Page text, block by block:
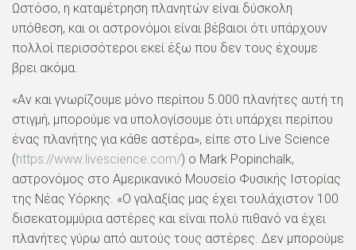
Ωστόσο, η καταμέτρηση πλανητών είναι δύσκολη
υπόθεση, και οι αστρονόμοι είναι βέβαιοι ότι υπάρχουν
πολλοί περισσότεροι εκεί έξω που δεν τους έχουμε
βρει ακόμα.
«Αν και γνωρίζουμε μόνο περίπου 5.000 πλανήτες αυτή τη
στιγμή, μπορούμε να υπολογίσουμε ότι υπάρχει περίπου
ένας πλανήτης για κάθε αστέρα», είπε στο Live Science
(https://www.livescience.com/) ο Mark Popinchalk,
αστρονόμος στο Αμερικανικό Μουσείο Φυσικής Ιστορίας
της Νέας Υόρκης. «Ο γαλαξίας μας έχει τουλάχιστον 100
δισεκατομμύρια αστέρες και είναι πολύ πιθανό να έχει
πλανήτες γύρω από αυτούς τους αστέρες. Δεν μπορούμε